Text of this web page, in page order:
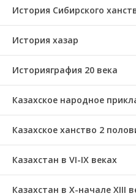
История Сибирского
История хазар
Историяграфия 20 века
Казахское народное
Казахское ханство 2
Казахстан в VI-IX веках
Казахстан в X-начале XIII